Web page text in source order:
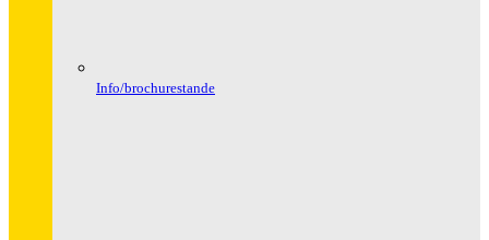
Info/brochurestande